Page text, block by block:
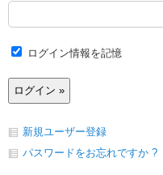
ログイン情報を記憶
新規ユーザー登録
パスワードをお忘れですか ?